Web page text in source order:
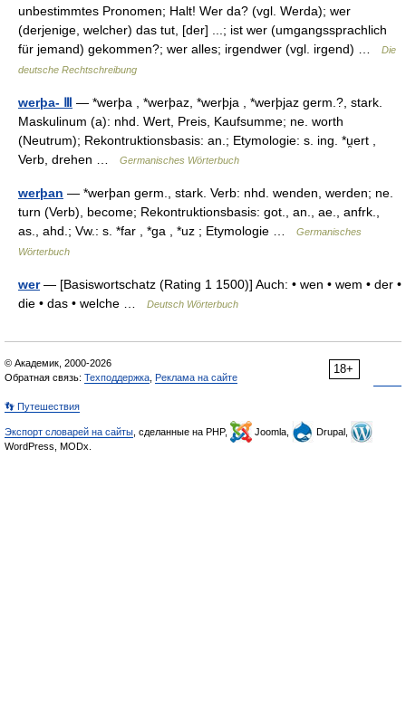
unbestimmtes Pronomen; Halt! Wer da? (vgl. Werda); wer
(derjenige, welcher) das tut, [der] ...; ist wer (umgangssprachlich
für jemand) gekommen?; wer alles; irgendwer (vgl. irgend) …
Die
deutsche Rechtschreibung
werþa- Ⅲ — *werþa , *werþaz, *werþja , *werþjaz germ.?, stark.
Maskulinum (a): nhd. Wert, Preis, Kaufsumme; ne. worth
(Neutrum); Rekontruktionsbasis: an.; Etymologie: s. ing. *u̯ert ,
Verb, drehen …
Germanisches Wörterbuch
werþan — *werþan germ., stark. Verb: nhd. wenden, werden; ne.
turn (Verb), become; Rekontruktionsbasis: got., an., ae., anfrk.,
as., ahd.; Vw.: s. *far , *ga , *uz ; Etymologie …
Germanisches
Wörterbuch
wer— [Basiswortschatz (Rating 1 1500)] Auch: • wen • wem • der •
die • das • welche …
Deutsch Wörterbuch
18+
© Академик, 2000-2026
Обратная связь: Техподдержка Реклама на сайте
👣 Путешествия
Экспорт словарей на сайты , сделанные на PHP, Joomla,
Drupal,
WordPress, MODx.